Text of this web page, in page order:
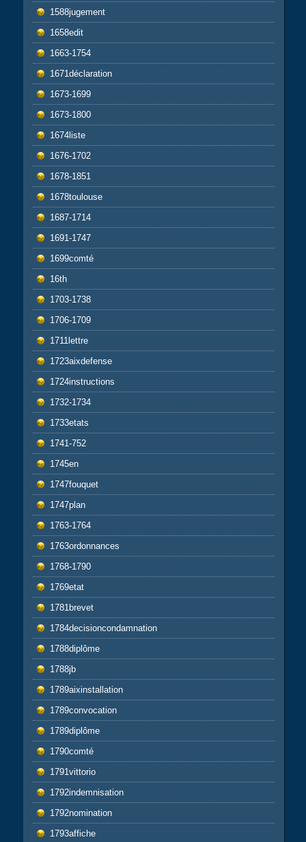
1588jugement
1658edit
1663-1754
1671déclaration
1673-1699
1673-1800
1674liste
1676-1702
1678-1851
1678toulouse
1687-1714
1691-1747
1699comté
16th
1703-1738
1706-1709
1711lettre
1723aixdefense
1724instructions
1732-1734
1733etats
1741-752
1745en
1747fouquet
1747plan
1763-1764
1763ordonnances
1768-1790
1769etat
1781brevet
1784decisioncondamnation
1788diplôme
1788jb
1789aixinstallation
1789convocation
1789diplôme
1790comté
1791vittorio
1792indemnisation
1792nomination
1793affiche